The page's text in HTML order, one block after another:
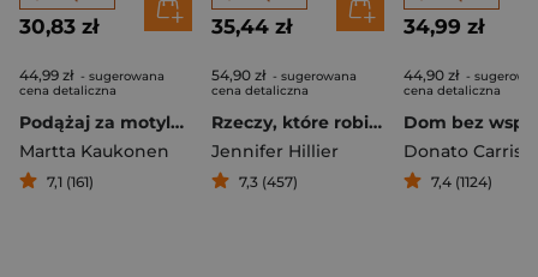
30,83 zł
44,99 zł - sugerowana
cena detaliczna
Podążaj za motylem
Martta Kaukonen
7,1 (161)
35,44 zł
54,90 zł - sugerowana
cena detaliczna
Rzeczy, które robimy w ciemności
Jennifer Hillier
7,3 (457)
34,99 zł
44,90 zł -
cena detaliczna
Donato Carrisi
7,4 (1124)